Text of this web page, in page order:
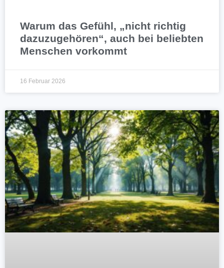
Warum das Gefühl, „nicht richtig
dazuzugehören“, auch bei beliebten
Menschen vorkommt
16 Februar 2026